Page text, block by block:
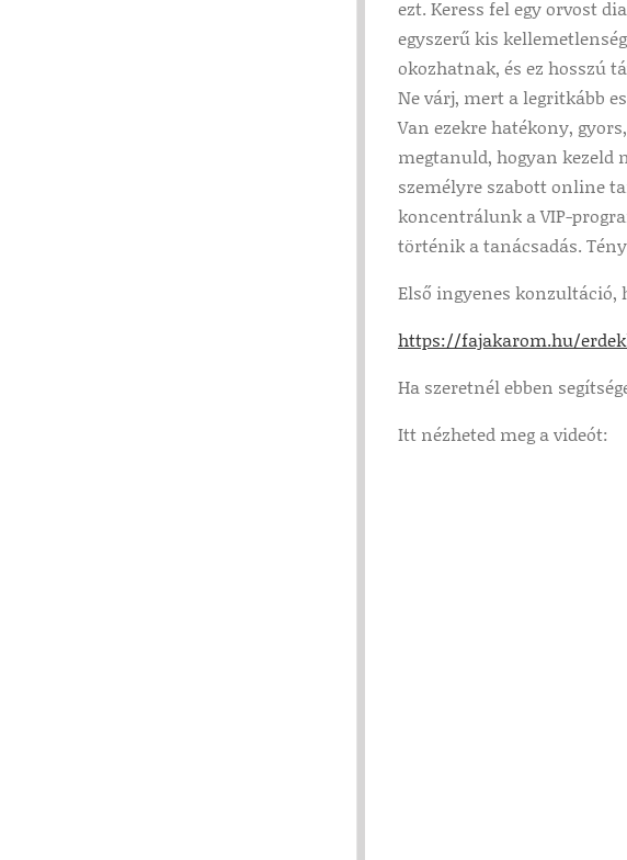
ezt. Keress fel egy orvost
egyszerű kis
okozhatnak, és ez hosszú
Ne várj, mert a legritkább
Van ezekre hatékony,
megtanuld, hogyan kezeld
személyre szabott online
koncentrálunk a VIP-
történik a tanácsadás.
Első ingyenes konzultáció,
https://fajakarom.hu/
Ha szeretnél ebben
Itt nézheted meg a videót: